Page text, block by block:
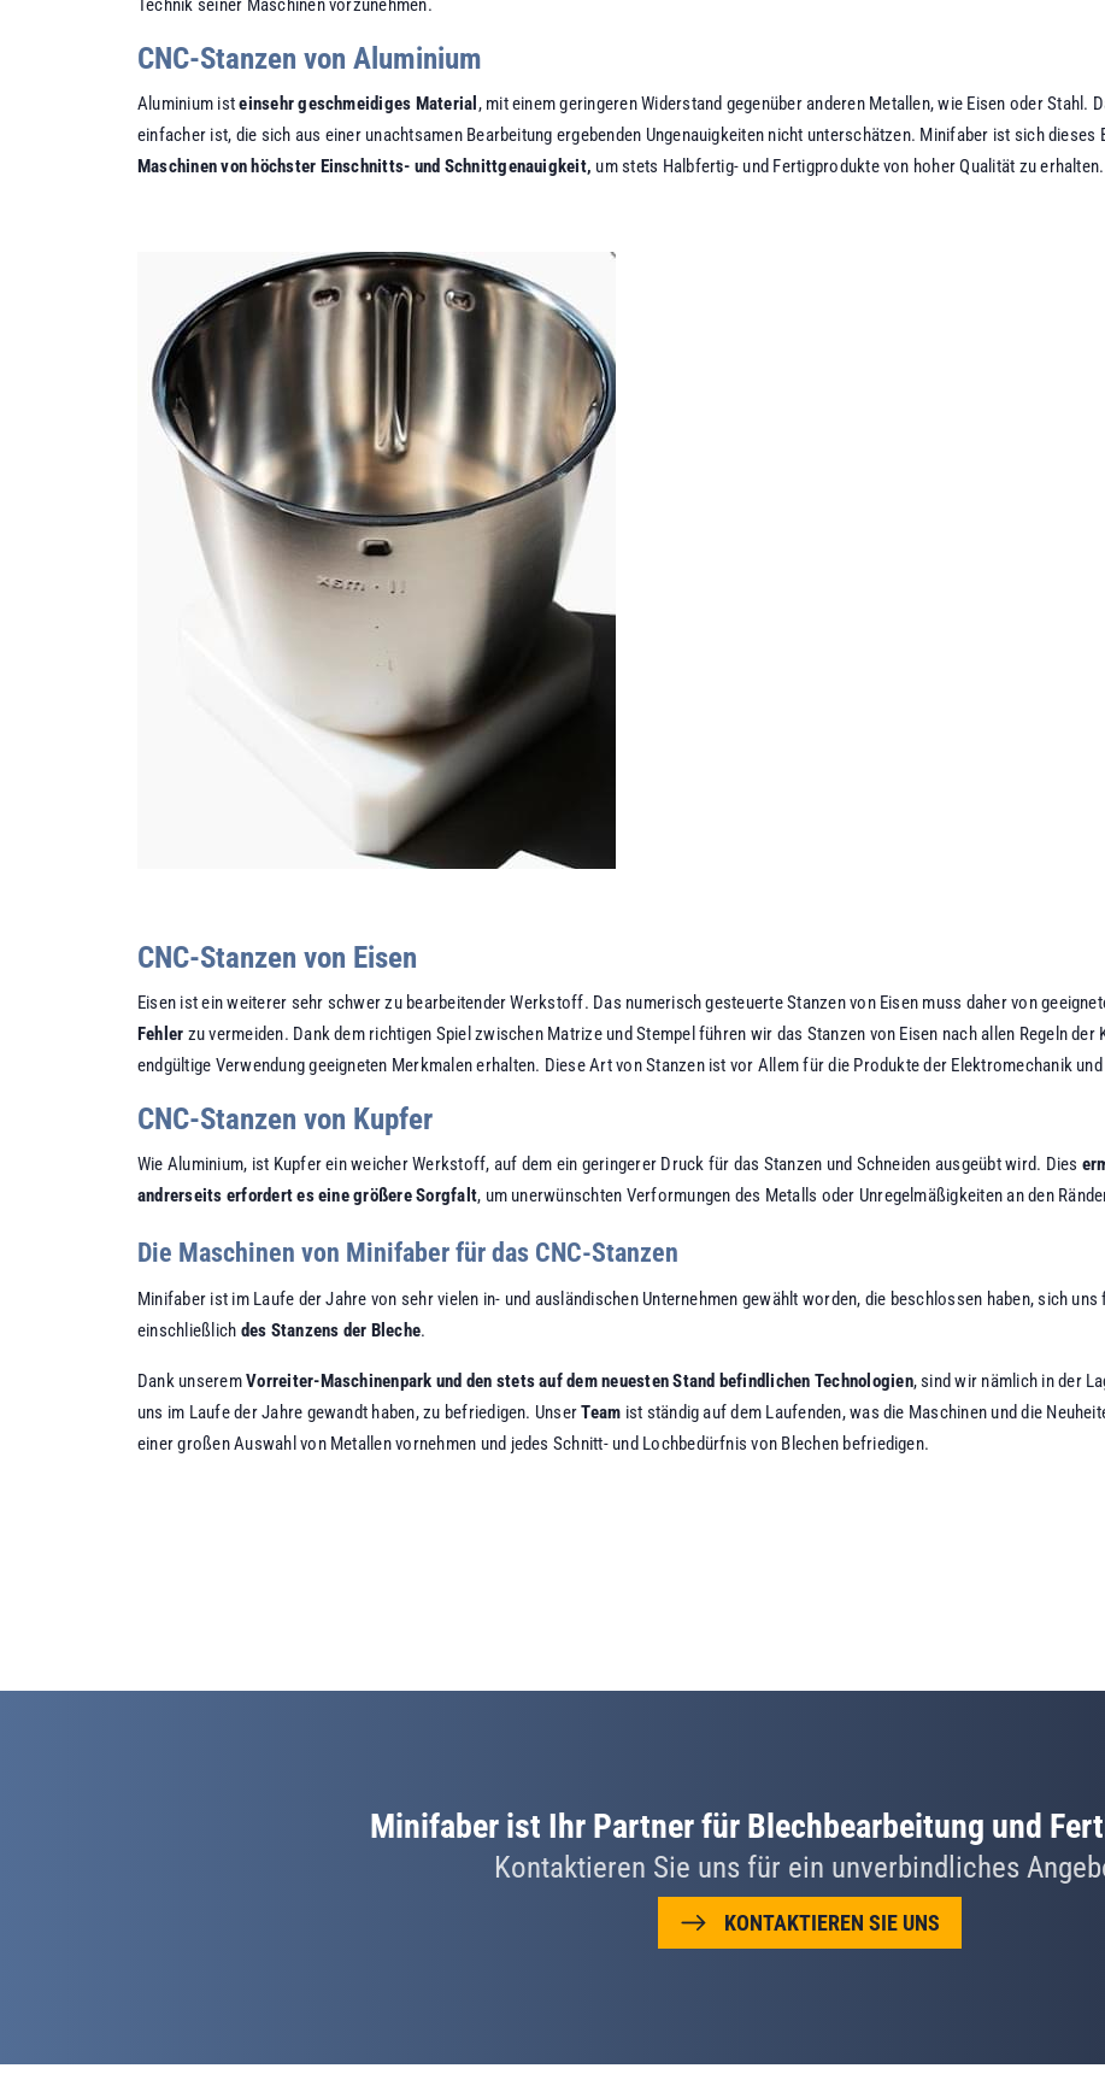
Technik seiner Maschinen vorzunehmen.
CNC-Stanzen von Aluminium
Aluminium isteinsehr geschmeidiges Material , mit einem geringeren Widerstand gegenüber anderen Metallen, wie Eisen oder Stahl.
einfacher ist, die sich aus einer unachtsamen Bearbeitung ergebenden Ungenauigkeiten nicht unterschätzen. Minifaber ist sich
Maschinen von höchster Einschnitts- und Schnittgenauigkeit, um stets Halbfertig- und Fertigprodukte von hoher Qualität zu erhalten.
CNC-Stanzen von Eisen
Eisen ist ein weiterer sehr schwer zu bearbeitender Werkstoff. Das numerisch gesteuerte Stanzen von Eisen muss daher von
Fehler zu vermeiden. Dank dem richtigen Spiel zwischen Matrize und Stempel führen wir das Stanzen von Eisen nach allen Regeln
endgültige Verwendung geeigneten Merkmalen erhalten. Diese Art von Stanzen ist vor Allem für die Produkte der Elektromechanik
CNC-Stanzen von Kupfer
Wie Aluminium, ist Kupfer ein weicher Werkstoff, auf dem ein geringerer Druck für das Stanzen und Schneiden ausgeübt wird. Dies
andrerseits erfordert es eine größere Sorgfalt, um unerwünschten Verformungen des Metalls oder Unregelmäßigkeiten an den
Die Maschinen von Minifaber für das CNC-Stanzen
Minifaber ist im Laufe der Jahre von sehr vielen in- und ausländischen Unternehmen gewählt worden, die beschlossen haben, sich
einschließlich des Stanzens der Bleche.
Dank unseremVorreiter-Maschinenpark und den stets auf dem neuesten Stand befindlichen Technologien, sind wir nämlich in der
uns im Laufe der Jahre gewandt haben, zu befriedigen. UnserTeam ist ständig auf dem Laufenden, was die Maschinen und die
einer großen Auswahl von Metallen vornehmen und jedes Schnitt- und Lochbedürfnis von Blechen befriedigen.
Minifaber ist Ihr Partner für Blechbearbeitung und
Kontaktieren Sie uns für ein unverbindliches
KONTAKTIEREN SIE UNS